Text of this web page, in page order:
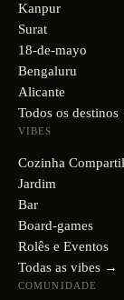
Kanpur
Surat
18-de-mayo
Bengaluru
Alicante
Todos os
VIBES
Cozinha
Jardim
Bar
Board-games
Rolês e Eventos
Todas as vibes →
COMUNIDADE